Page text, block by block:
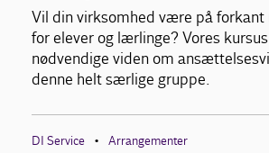
Vil din virksomhed være på forkant
for elever og lærlinge? Vores
nødvendige viden om
denne helt særlige gruppe.
DI Service • Arrangementer